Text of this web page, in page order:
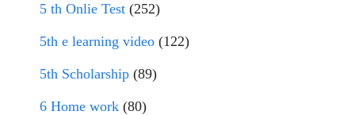
5 th Onlie Test (252)
5th e learning video (122)
5th Scholarship (89)
6 Home work (80)